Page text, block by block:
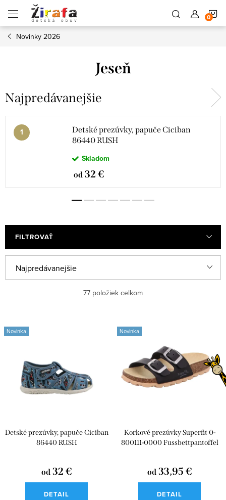
obsah
Novinky 2026
Jeseň
Najpredávanejšie
Detské prezúvky, papuče Ciciban
86440 RUSH
Skladom
od 32 €
FILTROVAŤ
a
n
d
Najpredávanejšie
Abecedne
77 položiek celkom
V
ý
o
Novinka
Detské prezúvky, papuče Ciciban
86440 RUSH
od32 €
DETAIL
Novinka
Korkové prezúvky Superfit 0-
800111-0000 Fussbettpantoffel
od33,95 €
DETAIL